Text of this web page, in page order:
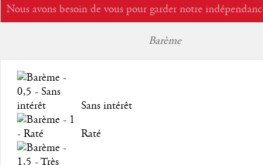
Nous avons besoin de vous pour garder notre
Barème
Sans intérêt
Raté